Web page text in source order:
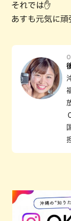
それでは✋
あすも元気に頑